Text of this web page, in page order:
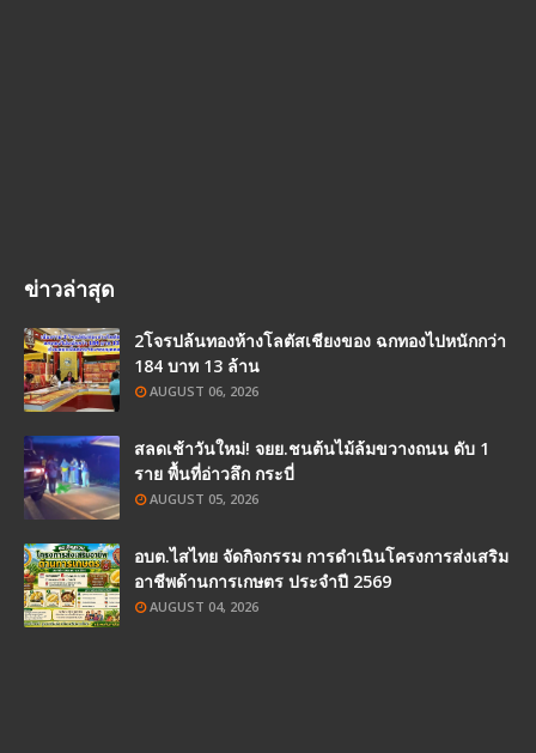
ข่าวล่าสุด
2โจรปล้นทองห้างโลตัสเชียงของ ฉกทองไปหนักกว่า
184 บาท 13 ล้าน
AUGUST 06, 2026
สลดเช้าวันใหม่! จยย.ชนต้นไม้ล้มขวางถนน ดับ 1
ราย พื้นที่อ่าวลึก กระบี่
AUGUST 05, 2026
อบต.ไสไทย จัดกิจกรรม การดำเนินโครงการส่งเสริม
อาชีพด้านการเกษตร ประจำปี 2569
AUGUST 04, 2026